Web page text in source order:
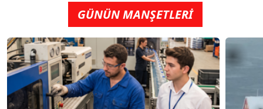
GÜNÜN MANŞETLERİ